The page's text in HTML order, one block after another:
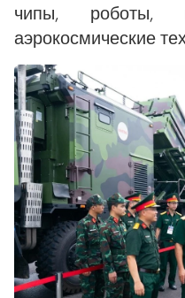
чипы, роботы,
аэрокосмические